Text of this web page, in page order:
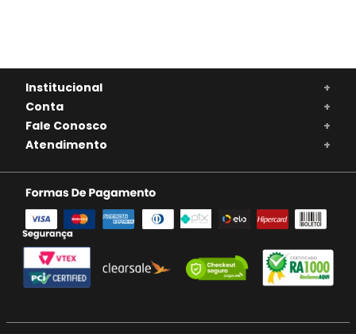
Institucional
+
Conta
+
Fale Conosco
+
Atendimento
+